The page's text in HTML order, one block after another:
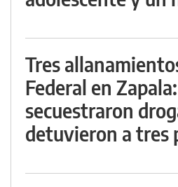
Tres
Federal en Zapala:
secuestraron
detuvieron a tres